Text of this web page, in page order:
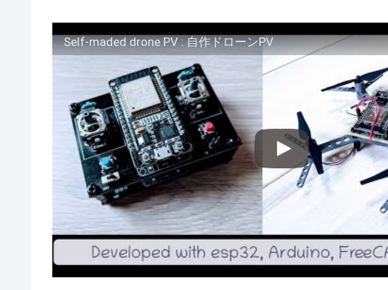
Self-maded drone PV : 自作ドローンPV